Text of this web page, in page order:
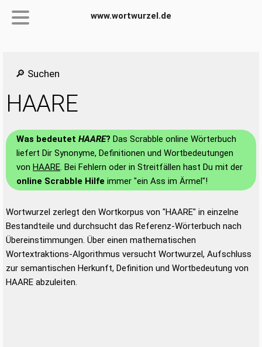
www.wortwurzel.de
🔎 Suchen
HAARE
Was bedeutet HAARE? Das Scrabble online Wörterbuch
liefert Dir Synonyme, Definitionen und Wortbedeutungen
von HAARE. Bei Fehlern oder in Streitfällen hast Du mit der
online Scrabble Hilfe immer "ein Ass im Ärmel"!
Wortwurzel zerlegt den Wortkorpus von "HAARE" in einzelne
Bestandteile und durchsucht das Referenz-Wörterbuch nach
Übereinstimmungen. Über einen mathematischen
Wortextraktions-Algorithmus versucht Wortwurzel, Aufschluss
zur semantischen Herkunft, Definition und Wortbedeutung von
HAARE abzuleiten.